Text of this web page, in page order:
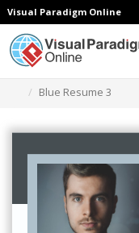
Visual Paradigm Online
Blue Resume 3